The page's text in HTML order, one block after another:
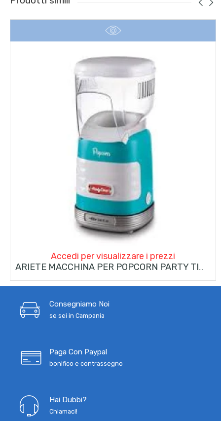
Accedi per visualizzare i prezzi
ARIETE MACCHINA PER POPCORN PARTY TIME AZZURRO
Consegniamo Noi
se sei in Campania
Paga Con Paypal
bonifico e contrassegno
Hai Dubbi?
Chiamaci!